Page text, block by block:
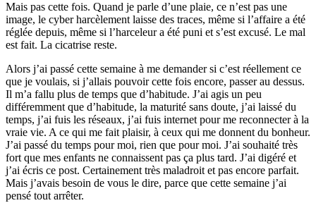
Mais pas cette fois. Quand je parle d’une plaie, ce n’est pas une
image, le cyber harcèlement laisse des traces, même si l’affaire a été
réglée depuis, même si l’harceleur a été puni et s’est excusé. Le mal
est fait. La cicatrise reste.
Alors j’ai passé cette semaine à me demander si c’est réellement ce
que je voulais, si j’allais pouvoir cette fois encore, passer au dessus.
Il m’a fallu plus de temps que d’habitude. J’ai agis un peu
différemment que d’habitude, la maturité sans doute, j’ai laissé du
temps, j’ai fuis les réseaux, j’ai fuis internet pour me reconnecter à la
vraie vie. A ce qui me fait plaisir, à ceux qui me donnent du bonheur.
J’ai passé du temps pour moi, rien que pour moi. J’ai souhaité très
fort que mes enfants ne connaissent pas ça plus tard. J’ai digéré et
j’ai écris ce post. Certainement très maladroit et pas encore parfait.
Mais j’avais besoin de vous le dire, parce que cette semaine j’ai
pensé tout arrêter.